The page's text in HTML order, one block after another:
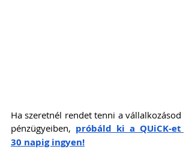
Ha szeretnél rendet tenni a vállalkozásod
pénzügyeiben, próbáld ki a QUiCK-et
30 napig ingyen!